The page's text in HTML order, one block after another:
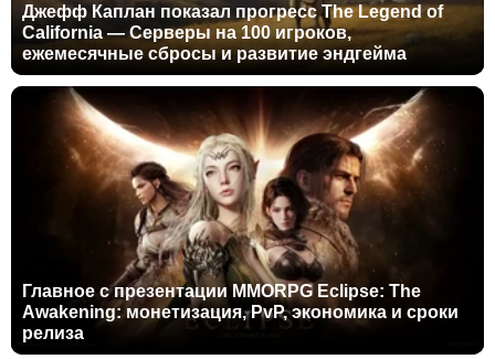
Джефф Каплан показал прогресс The Legend of
California — Серверы на 100 игроков,
ежемесячные сбросы и развитие эндгейма
Главное с презентации MMORPG Eclipse: The
Awakening: монетизация, PvP, экономика и сроки
релиза